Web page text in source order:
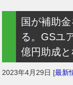
国が補助
る。GSユ
億円助成と
2023年4月29日 [最新